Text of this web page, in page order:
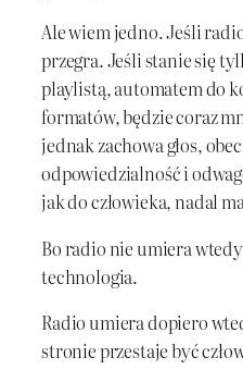
Ale wiem jedno. Jeśli
przegra. Jeśli stanie się
playlistą, automatem do
formatów, będzie coraz
jednak zachowa głos,
odpowiedzialność i
jak do człowieka, nadal
Bo radio nie umiera
technologia.
Radio umiera dopiero
stronie przestaje być